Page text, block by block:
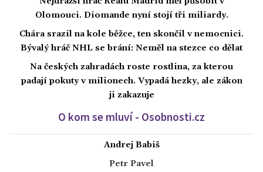
Olomouci. Diomande nyní stojí tři miliardy.
Chára srazil na kole běžce, ten skončil v nemocnici.
Bývalý hráč NHL se brání: Neměl na stezce co dělat
Na českých zahradách roste rostlina, za kterou
padají pokuty v milionech. Vypadá hezky, ale zákon
ji zakazuje
O kom se mluví - Osobnosti.cz
Andrej Babiš
Petr Pavel